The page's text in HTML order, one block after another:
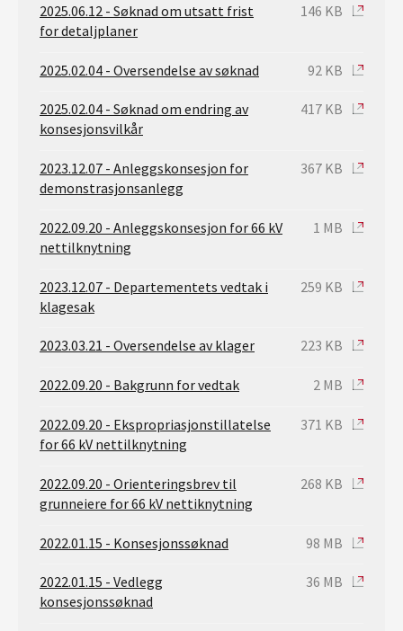
2025.06.12 - Søknad om utsatt frist
for detaljplaner
146 KB
2025.02.04 - Oversendelse av søknad 92 KB
2025.02.04 - Søknad om endring av
konsesjonsvilkår
417 KB
2023.12.07 - Anleggskonsesjon for
demonstrasjonsanlegg
367 KB
2022.09.20 - Anleggskonsesjon for 66 kV
nettilknytning
1 MB
2023.12.07 - Departementets vedtak i
klagesak
259 KB
2023.03.21 - Oversendelse av klager 223 KB
2022.09.20 - Bakgrunn for vedtak 2 MB
2022.09.20 - Ekspropriasjonstillatelse
for 66 kV nettilknytning
371 KB
2022.09.20 - Orienteringsbrev til
grunneiere for 66 kV nettiknytning
268 KB
2022.01.15 - Konsesjonssøknad 98 MB
2022.01.15 - Vedlegg
konsesjonssøknad
36 MB